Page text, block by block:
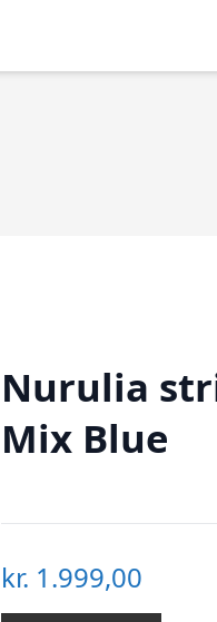
Nurulia
Mix Blue
kr. 1.999,00